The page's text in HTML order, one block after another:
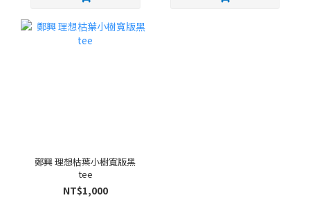
鄭興 理想枯葉小樹寬版黑
tee
NT$1,000